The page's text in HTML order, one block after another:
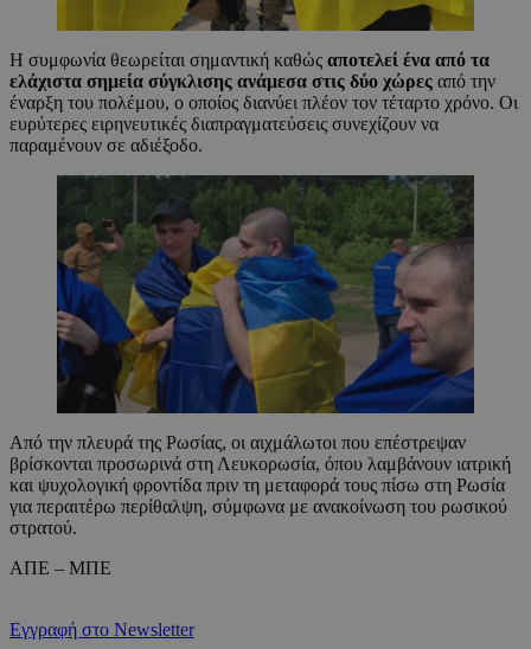
Η συμφωνία θεωρείται σημαντική καθώς αποτελεί ένα από τα
ελάχιστα σημεία σύγκλισης ανάμεσα στις δύο χώρες από την
έναρξη του πολέμου, ο οποίος διανύει πλέον τον τέταρτο χρόνο. Οι
ευρύτερες ειρηνευτικές διαπραγματεύσεις συνεχίζουν να
παραμένουν σε αδιέξοδο.
Από την πλευρά της Ρωσίας, οι αιχμάλωτοι που επέστρεψαν
βρίσκονται προσωρινά στη Λευκορωσία, όπου λαμβάνουν ιατρική
και ψυχολογική φροντίδα πριν τη μεταφορά τους πίσω στη Ρωσία
για περαιτέρω περίθαλψη, σύμφωνα με ανακοίνωση του ρωσικού
στρατού.
ΑΠΕ – ΜΠΕ
Εγγραφή στο Newsletter